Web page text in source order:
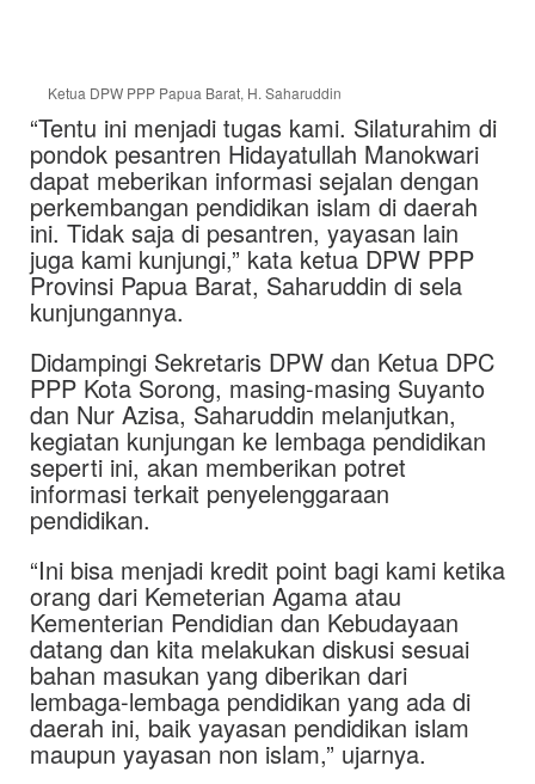
Ketua DPW PPP Papua Barat, H. Saharuddin
“Tentu ini menjadi tugas kami. Silaturahim di
pondok pesantren Hidayatullah Manokwari
dapat meberikan informasi sejalan dengan
perkembangan pendidikan islam di daerah
ini. Tidak saja di pesantren, yayasan lain
juga kami kunjungi,” kata ketua DPW PPP
Provinsi Papua Barat, Saharuddin di sela
kunjungannya.
Didampingi Sekretaris DPW dan Ketua DPC
PPP Kota Sorong, masing-masing Suyanto
dan Nur Azisa, Saharuddin melanjutkan,
kegiatan kunjungan ke lembaga pendidikan
seperti ini, akan memberikan potret
informasi terkait penyelenggaraan
pendidikan.
“Ini bisa menjadi kredit point bagi kami ketika
orang dari Kemeterian Agama atau
Kementerian Pendidian dan Kebudayaan
datang dan kita melakukan diskusi sesuai
bahan masukan yang diberikan dari
lembaga-lembaga pendidikan yang ada di
daerah ini, baik yayasan pendidikan islam
maupun yayasan non islam,” ujarnya.